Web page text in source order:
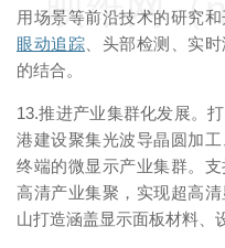
用场景等前沿技术的研究
眼动追踪 、头部检测、实
的结合。
13.推进产业集群化发展。
港建设聚集光波导晶圆加
终端的微显示产业集群。
高清产业集聚，实现超高
山打造涵盖显示面板材料、
映维网（